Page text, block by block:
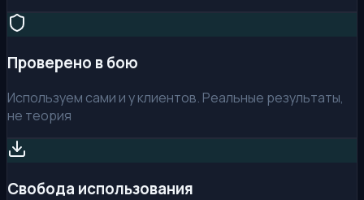
Проверено в бою
Используем сами и у клиентов. Реальные результаты,
не теория
Свобода использования